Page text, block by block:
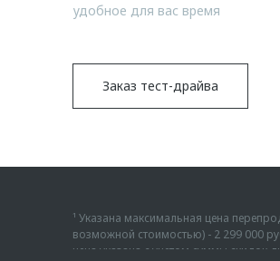
удобное для вас время
Заказ тест-драйва
¹ Указана максимальная цена
возможной стоимостью) - 2 299 000
цена указана с учетом суммы скидок